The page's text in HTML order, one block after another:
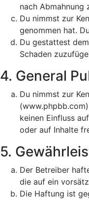
nach Abmahnung
Du nimmst zur
genommen hat.
Du gestattest
Schaden
4. General
Du nimmst zur
keinen Einfluss
oder auf Inhalte
5.
Der Betreiber
die auf ein
Die Haftung ist